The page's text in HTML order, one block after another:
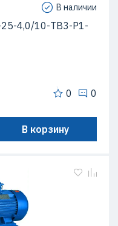
В наличии
4,0/10-ТВ3-Р1-
0 0
В корзину